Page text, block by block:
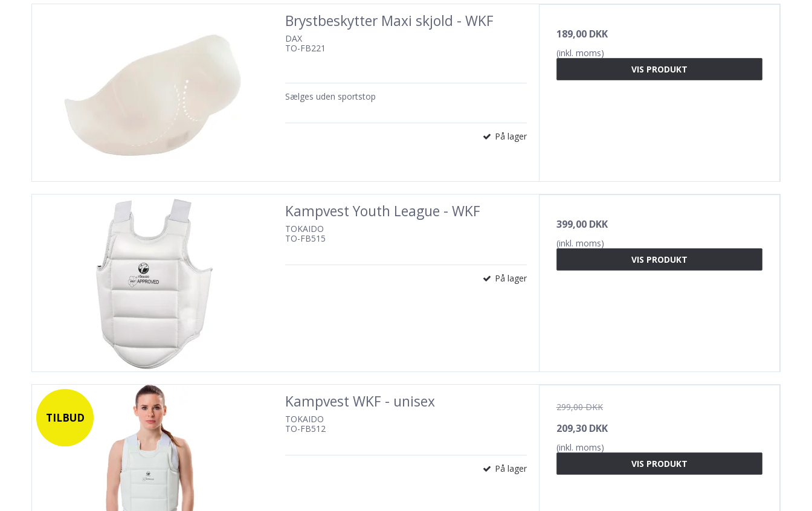
Brystbeskytter Maxi skjold - WKF
DAX
TO-FB221
Sælges uden sportstop
På lager
189,00 DKK
(inkl. moms)
VIS PRODUKT
Kampvest Youth League - WKF
TOKAIDO
TO-FB515
På lager
399,00 DKK
(inkl. moms)
VIS PRODUKT
TILBUD
Kampvest WKF - unisex
TOKAIDO
TO-FB512
På lager
299,00 DKK
209,30 DKK
(inkl. moms)
VIS PRODUKT